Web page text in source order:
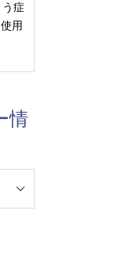
症
用
情